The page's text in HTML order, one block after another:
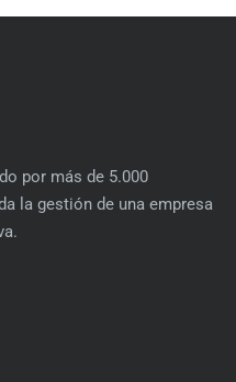
por más de 5.000
la gestión de una empresa